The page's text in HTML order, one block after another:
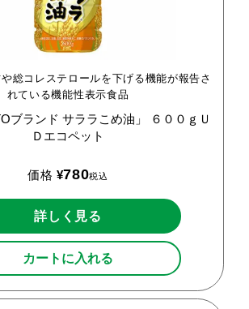
総コレステロールを下げる機能が報告さ
れている機能性表示食品
ブランド サララこめ油」
６００ｇＵ
Ｄエコペット
価格 ¥780税込
詳しく見る
カートに入れる